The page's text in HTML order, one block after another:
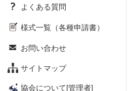
よくある質問
様式一覧（各種申請書）
お問い合わせ
サイトマップ
協会について[管理者]